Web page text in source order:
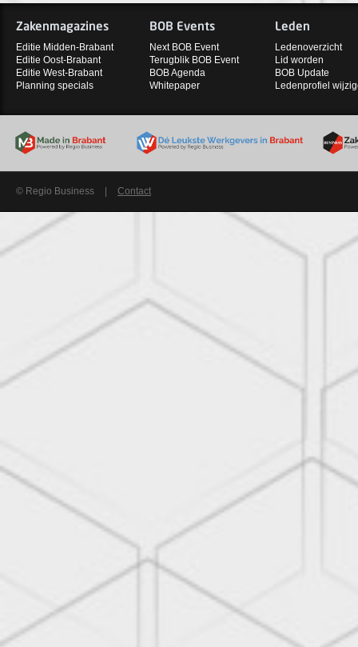
Zakenmagazines
Editie Midden-Brabant
Editie Oost-Brabant
Editie West-Brabant
Planning specials
BOB Events
Next BOB Event
Terugblik BOB Event
BOB Agenda
Whitepaper
Leden
Ledenoverzicht
Lid worden
BOB Update
Ledenprofiel
© Regio Business Contact